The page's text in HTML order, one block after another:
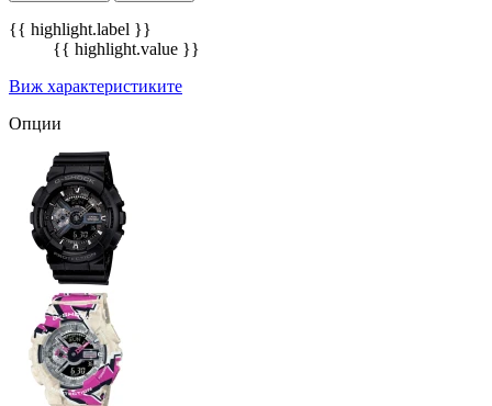
{{ highlight.label }}
{{ highlight.value }}
Виж характеристиките
Опции